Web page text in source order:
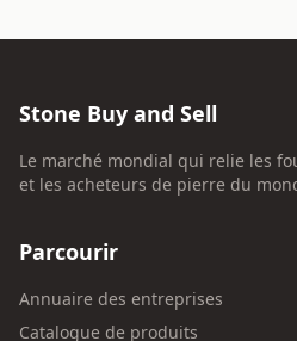
Stone Buy and Sell
Le marché mondial qui relie les
et les acheteurs de pierre du
Parcourir
Annuaire des entreprises
Catalogue de produits